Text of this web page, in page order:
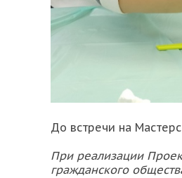
До встречи на
При реализации
гражданского